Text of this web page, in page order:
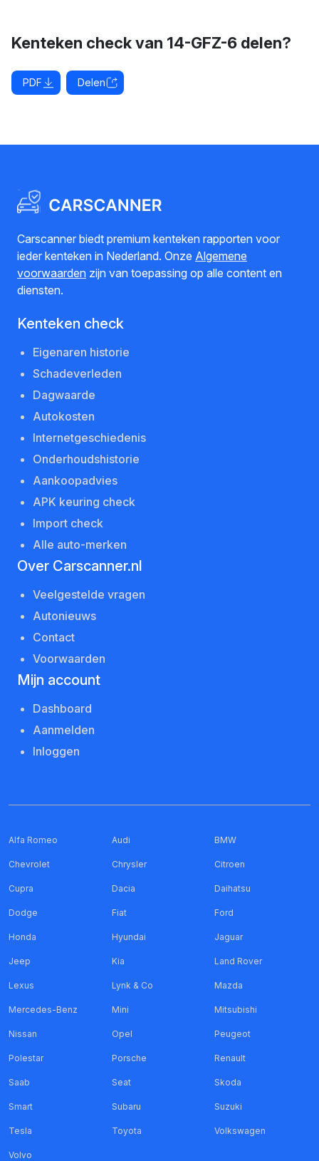
Kenteken check van 14-GFZ-6 delen?
PDF Delen
Carscanner biedt premium kenteken rapporten voor
ieder kenteken in Nederland. Onze Algemene
voorwaarden zijn van toepassing op alle content en
diensten.
Kenteken check
Eigenaren historie
Schadeverleden
Dagwaarde
Autokosten
Internetgeschiedenis
Onderhoudshistorie
Aankoopadvies
APK keuring check
Import check
Alle auto-merken
Over Carscanner.nl
Veelgestelde vragen
Autonieuws
Contact
Voorwaarden
Mijn account
Dashboard
Aanmelden
Inloggen
Alfa Romeo Audi BMW
Chevrolet Chrysler Citroen
Cupra Dacia Daihatsu
Dodge Fiat Ford
Honda Hyundai Jaguar
Jeep Kia Land Rover
Lexus Lynk & Co Mazda
Mercedes-Benz Mini Mitsubishi
Nissan Opel Peugeot
Polestar Porsche Renault
Saab Seat Skoda
Smart Subaru Suzuki
Tesla Toyota Volkswagen
Volvo